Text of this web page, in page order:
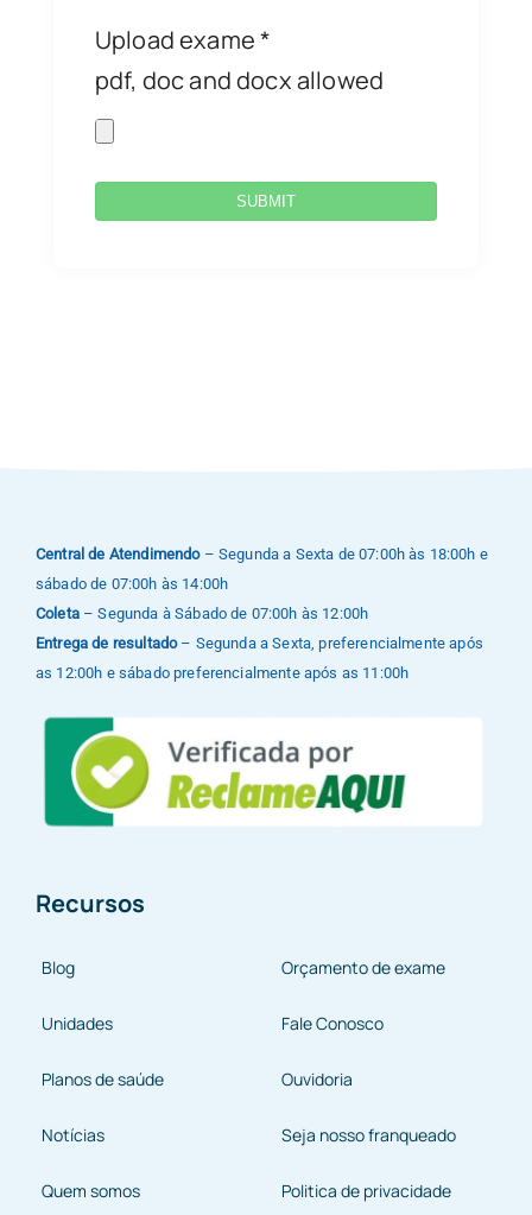
Upload exame *
pdf, doc and docx allowed
SUBMIT
Central de Atendimendo– Segunda a Sexta de 07:00h às 18:00h e
sábado de 07:00h às 14:00h
Coleta– Segunda à Sábado de 07:00h às 12:00h
Entrega de resultado– Segunda a Sexta, preferencialmente após
as 12:00h e sábado preferencialmente após as 11:00h
Recursos
Blog
Unidades
Planos de saúde
Notícias
Quem somos
Orçamento de exame
Fale Conosco
Ouvidoria
Seja nosso franqueado
Politica de privacidade